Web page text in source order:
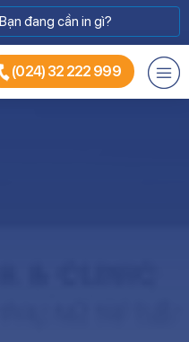
(024) 32 222 999